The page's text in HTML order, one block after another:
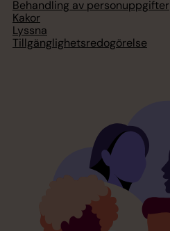
Behandling av personuppgifter
Kakor
Lyssna
Tillgänglighetsredogörelse